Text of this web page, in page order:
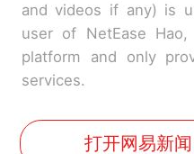
and videos if any) is
user of NetEase
platform and only
services.
打开网易新